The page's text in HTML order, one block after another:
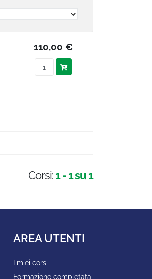
110,00 €
Corsi: 1 - 1 su 1
AREA UTENTI
I miei corsi
Formazione completata